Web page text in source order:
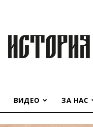
ВИДЕО ЗА НАС